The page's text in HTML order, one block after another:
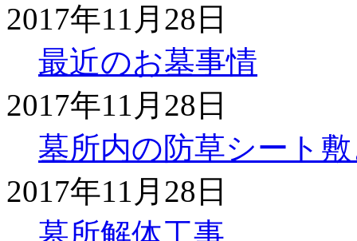
2017年11月28日
最近のお墓事情
2017年11月28日
墓所内の防草シート
2017年11月28日
墓所解体工事